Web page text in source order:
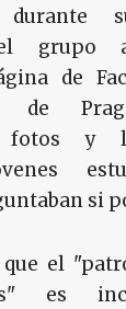
grupo
de
de
fotos y
si
que el
es